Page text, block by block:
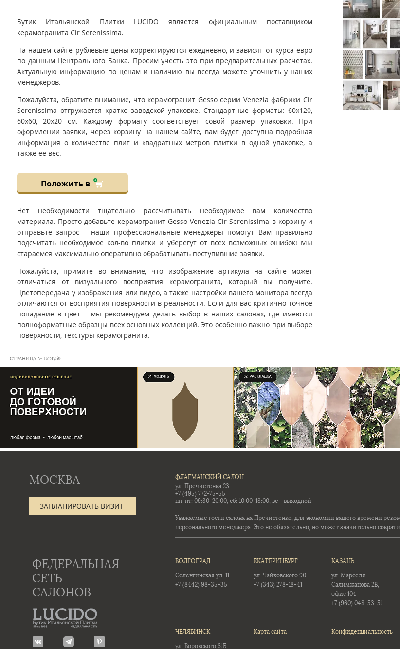
Бутик Итальянской Плитки LUCIDO является официальным поставщиком
керамогранита Cir Serenissima.
На нашем сайте рублевые цены корректируются ежедневно, и зависят от курса евро
по данным Центрального Банка. Просим учесть это при предварительных расчетах.
Актуальную информацию по ценам и наличию вы всегда можете уточнить у наших
менеджеров.
Пожалуйста, обратите внимание, что керамогранит Gesso серии Venezia фабрики Cir
Serenissima отгружается кратко заводской упаковке. Стандартные форматы: 60x120,
60x60, 20x20 см. Каждому формату соответствует совой размер упаковки. При
оформлении заявки, через корзину на нашем сайте, вам будет доступна подробная
информация о количестве плит и квадратных метров плитки в одной упаковке, а
также её вес.
Положить в
Нет необходимости тщательно рассчитывать необходимое вам количество
материала. Просто добавьте керамогранит Gesso Venezia Cir Serenissima в корзину и
отправьте запрос – наши профессиональные менеджеры помогут Вам правильно
подсчитать необходимое кол-во плитки и уберегут от всех возможных ошибок! Мы
стараемся максимально оперативно обрабатывать поступившие заявки.
Пожалуйста, примите во внимание, что изображение артикула на сайте может
отличаться от визуального восприятия керамогранита, который вы получите.
Цветопередача у изображения или видео, а также настройки вашего монитора всегда
отличаются от восприятия поверхности в реальности. Если для вас критично точное
попадание в цвет – мы рекомендуем делать выбор в наших салонах, где имеются
полноформатные образцы всех основных коллекций. Это особенно важно при выборе
поверхности, текстуры керамогранита.
СТРАНИЦА № 1524759
МОСКВА
ЗАПЛАНИРОВАТЬ ВИЗИТ
ФЛАГМАНСКИЙ САЛОН
ул. Пречистенка 23
+7 (495) 772-75-55
пн-пт: 09:30-20:00, сб: 10:00-18:00, вс - выходной
Уважаемые гости салона на Пречистенке, для экономии вашего времени
персонального менеджера. Это не обязательно, но может значительно
ФЕДЕРАЛЬНАЯ
СЕТЬ
САЛОНОВ
ВОЛГОГРАД
Селенгинская ул. 11
+7 (8442) 98-35-35
ЕКАТЕРИНБУРГ
ул. Чайковского 90
+7 (343) 278-18-41
КАЗАНЬ
ул. Марселя
Салимжанова 2В,
офис 104
+7 (960) 048-53-51
ЧЕЛЯБИНСК
ул. Воровского 61Б
Карта сайта Конфиденциальность